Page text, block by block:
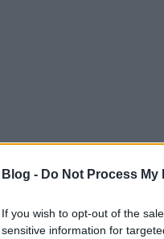
Blog - Do Not Process
If you wish to opt-out of the
sensitive information for